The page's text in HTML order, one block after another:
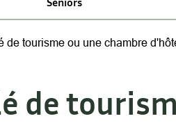
de tourisme ou une chambre
de